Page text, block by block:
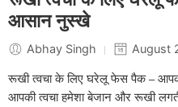
आसान नुस्खे
Abhay Singh August
रूखी त्वचा के लिए घरेलू फेस पैक –
आपकी त्वचा हमेशा बेजान और रूखी